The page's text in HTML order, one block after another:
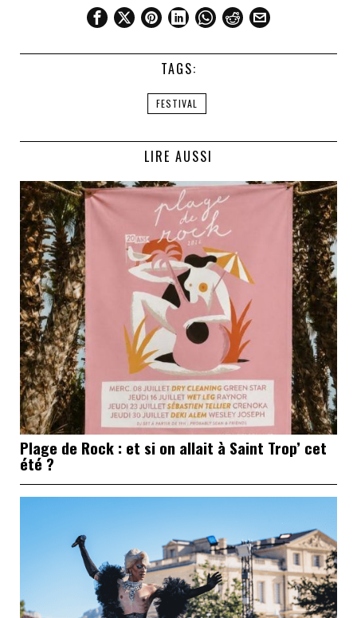
TAGS:
FESTIVAL
LIRE AUSSI
Plage de Rock : et si on allait à Saint Trop’ cet
été ?